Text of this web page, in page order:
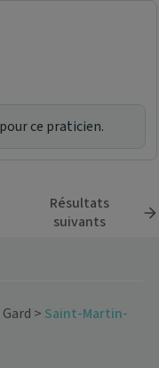
ce praticien.
Résultats
suivants
Gard > Saint-Martin-